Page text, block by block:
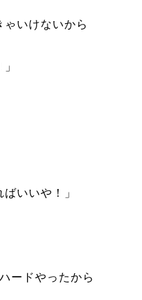
ゃいけないから
ばいいや！」
ードやったから